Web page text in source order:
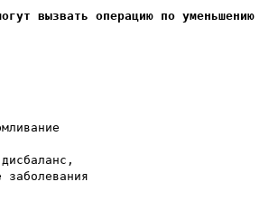
вызвать операцию по уменьшению
заболевания